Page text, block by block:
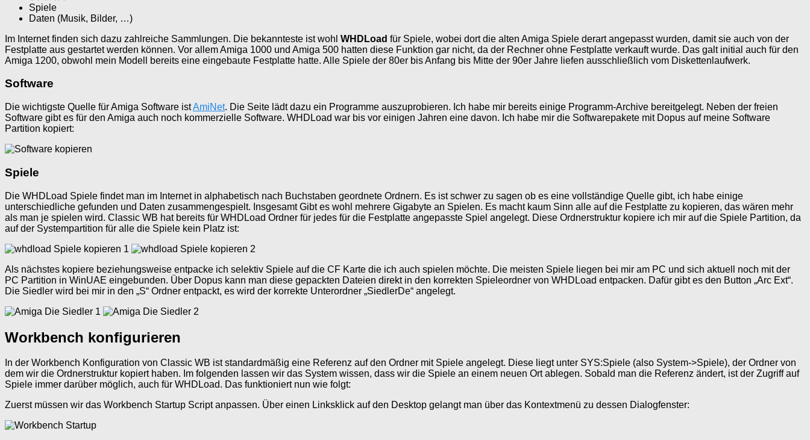
Spiele
Daten (Musik, Bilder, …)
Im Internet finden sich dazu zahlreiche Sammlungen. Die bekannteste ist wohl WHDLoad für Spiele, wobei dort die alten Amiga Spiele derart angepasst wurden, damit sie auch von der
Festplatte aus gestartet werden können. Vor allem Amiga 1000 und Amiga 500 hatten diese Funktion gar nicht, da der Rechner ohne Festplatte verkauft wurde. Das galt initial auch für den
Amiga 1200, obwohl mein Modell bereits eine eingebaute Festplatte hatte. Alle Spiele der 80er bis Anfang bis Mitte der 90er Jahre liefen ausschließlich vom Diskettenlaufwerk.
Software
Die wichtigste Quelle für Amiga Software istAmiNet. Die Seite lädt dazu ein Programme auszuprobieren. Ich habe mir bereits einige Programm-Archive bereitgelegt. Neben der freien
Software gibt es für den Amiga auch noch kommerzielle Software. WHDLoad war bis vor einigen Jahren eine davon. Ich habe mir die Softwarepakete mit Dopus auf meine Software
Partition kopiert:
Spiele
Die WHDLoad Spiele findet man im Internet in alphabetisch nach Buchstaben geordnete Ordnern. Es ist schwer zu sagen ob es eine vollständige Quelle gibt, ich habe einige
unterschiedliche gefunden und Daten zusammengespielt. Insgesamt Gibt es wohl mehrere Gigabyte an Spielen. Es macht kaum Sinn alle auf die Festplatte zu kopieren, das wären mehr
als man je spielen wird. Classic WB hat bereits für WHDLoad Ordner für jedes für die Festplatte angepasste Spiel angelegt. Diese Ordnerstruktur kopiere ich mir auf die Spiele Partition, da
auf der Systempartition für alle die Spiele kein Platz ist:
Als nächstes kopiere beziehungsweise entpacke ich selektiv Spiele auf die CF Karte die ich auch spielen möchte. Die meisten Spiele liegen bei mir am PC und sich aktuell noch mit der
PC Partition in WinUAE eingebunden. Über Dopus kann man diese gepackten Dateien direkt in den korrekten Spieleordner von WHDLoad entpacken. Dafür gibt es den Button „Arc Ext“.
Die Siedler wird bei mir in den „S“ Ordner entpackt, es wird der korrekte Unterordner „SiedlerDe“ angelegt.
Workbench konfigurieren
In der Workbench Konfiguration von Classic WB ist standardmäßig eine Referenz auf den Ordner mit Spiele angelegt. Diese liegt unter SYS:Spiele (also System->Spiele), der Ordner von
dem wir die Ordnerstruktur kopiert haben. Im folgenden lassen wir das System wissen, dass wir die Spiele an einem neuen Ort ablegen. Sobald man die Referenz ändert, ist der Zugriff auf
Spiele immer darüber möglich, auch für WHDLoad. Das funktioniert nun wie folgt:
Zuerst müssen wir das Workbench Startup Script anpassen. Über einen Linksklick auf den Desktop gelangt man über das Kontextmenü zu dessen Dialogfenster: